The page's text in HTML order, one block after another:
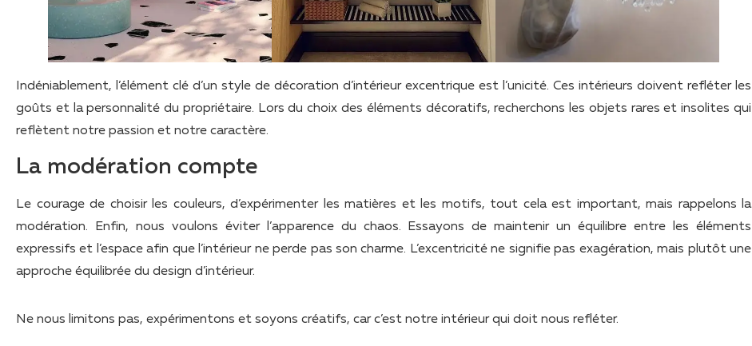
Indéniablement, l’élément clé d’un style de décoration d’intérieur excentrique est l’unicité. Ces intérieurs doivent refléter les
goûts et la personnalité du propriétaire. Lors du choix des éléments décoratifs, recherchons les objets rares et insolites qui
reflètent notre passion et notre caractère.
La modération compte
Le courage de choisir les couleurs, d’expérimenter les matières et les motifs, tout cela est important, mais rappelons la
modération. Enfin, nous voulons éviter l’apparence du chaos. Essayons de maintenir un équilibre entre les éléments
expressifs et l’espace afin que l’intérieur ne perde pas son charme. L’excentricité ne signifie pas exagération, mais plutôt une
approche équilibrée du design d’intérieur.
Ne nous limitons pas, expérimentons et soyons créatifs, car c’est notre intérieur qui doit nous refléter.